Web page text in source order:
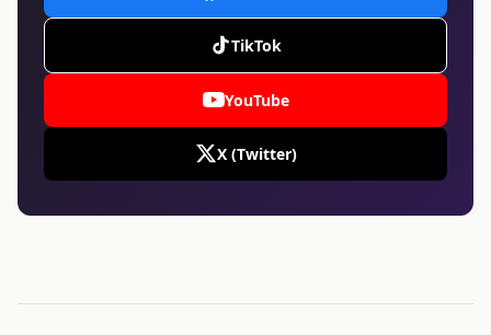
TikTok
YouTube
X (Twitter)